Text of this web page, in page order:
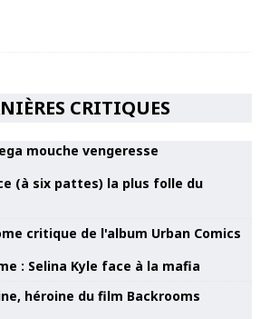
CRITIQUES
(à six pattes) la plus folle du
: Selina Kyle face à la mafia